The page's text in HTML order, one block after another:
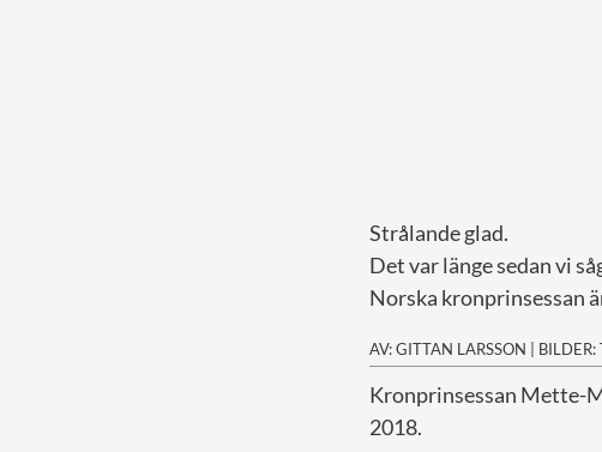
Strålande glad.
Det var länge sedan vi
Norska kronprinsessan
AV: GITTAN LARSSON | BILDER:
Kronprinsessan Mette-
2018.